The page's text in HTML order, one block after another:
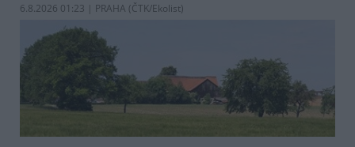
6.8.2026 01:23 | PRAHA (ČTK/Ekolist)